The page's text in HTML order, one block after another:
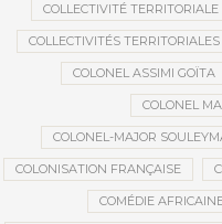
COLLECTIVITÉ TERRITORIALE
COLLECTIVITÉS
COLONEL ASSIMI GOÏTA
COLONEL
COLONEL-MAJOR
COLONISATION FRANÇAISE
COMÉDIE